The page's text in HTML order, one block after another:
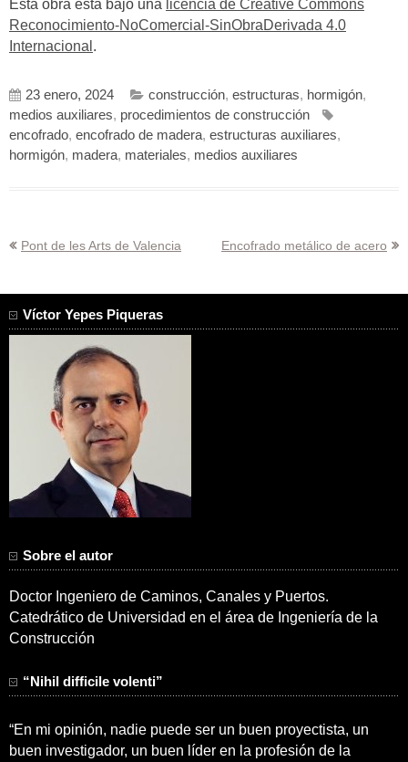
Esta obra está bajo una licencia de Creative Commons
Reconocimiento-NoComercial-SinObraDerivada 4.0
Internacional .
23 enero, 2024 construcción, estructuras, hormigón,
medios auxiliares, procedimientos de construcción
encofrado, encofrado de madera, estructuras auxiliares,
hormigón, madera, materiales, medios auxiliares
Navegación
Pont de les Arts de Valencia Encofrado metálico de acero
Víctor Yepes Piqueras
Sobre el autor
Doctor Ingeniero de Caminos, Canales y Puertos.
Catedrático de Universidad en el área de Ingeniería de la
Construcción
“Nihil difficile volenti”
“En mi opinión, nadie puede ser un buen proyectista, un
buen investigador, un buen líder en la profesión de la